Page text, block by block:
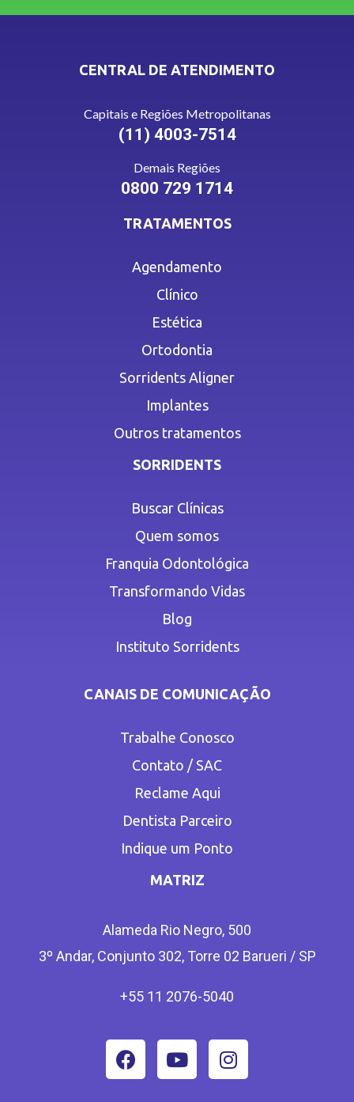
CENTRAL DE ATENDIMENTO
Capitais e Regiões Metropolitanas
(11) 4003-7514
Demais Regiões
0800 729 1714
TRATAMENTOS
Agendamento
Clínico
Estética
Ortodontia
Sorridents Aligner
Implantes
Outros tratamentos
SORRIDENTS
Buscar Clínicas
Quem somos
Franquia Odontológica
Transformando Vidas
Blog
Instituto Sorridents
CANAIS DE COMUNICAÇÃO
Trabalhe Conosco
Contato / SAC
Reclame Aqui
Dentista Parceiro
Indique um Ponto
MATRIZ
Alameda Rio Negro, 500
3º Andar, Conjunto 302, Torre 02 Barueri / SP
+55 11 2076-5040